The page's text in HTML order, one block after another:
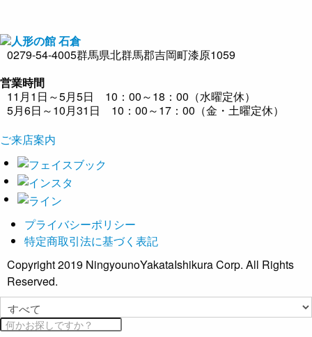
0279-54-4005群馬県北群馬郡吉岡町漆原1059
営業時間
11月1日～5月5日 10：00～18：00（水曜定休）
5月6日～10月31日 10：00～17：00（金・土曜定休）
ご来店案内
プライバシーポリシー
特定商取引法に基づく表記
Copyright 2019 NingyounoYakataIshikura Corp. All Rights
Reserved.